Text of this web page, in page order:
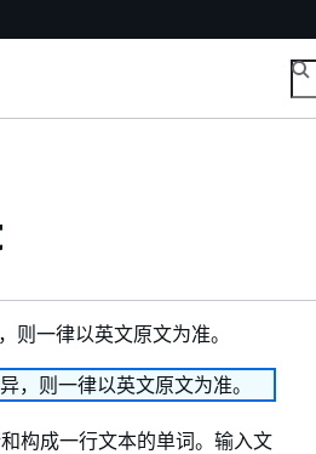
一律以英文原文为准。
，则一律以英文原文为准。
构成一行文本的单词。输入文